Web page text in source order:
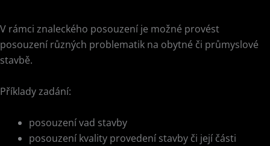
V rámci znaleckého posouzení je možné provést
posouzení různých problematik na obytné či průmyslové
stavbě.
Příklady zadání:
posouzení vad stavby
posouzení kvality provedení stavby či její části